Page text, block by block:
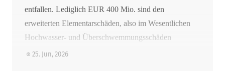
entfallen. Lediglich EUR 400 Mio. sind den
erweiterten Elementarschäden, also im Wesentlichen
Hochwasser- und Überschwemmungsschäden
zuzuordnen.
25. Jun, 2026